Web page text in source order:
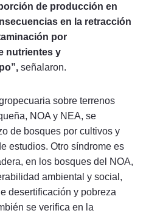
de producción en
en la retracción
por
nutrientes y
señalaron.
sobre terrenos
NOA y NEA, se
de bosques por cultivos y
estudios. Otro síndrome es
en los bosques del NOA,
ambiental y social,
desertificación y pobreza
se verifica en la